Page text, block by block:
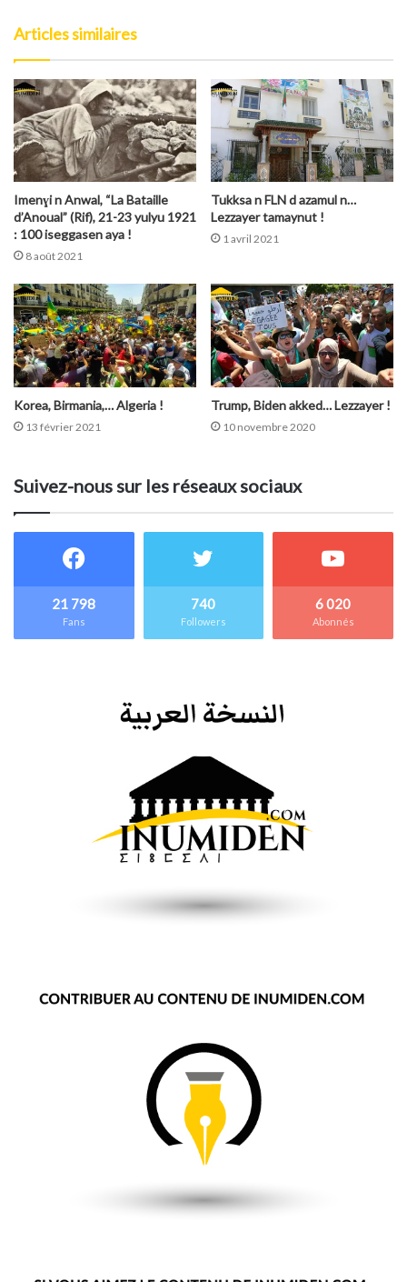
Articles similaires
Imenɣi n Anwal, “La Bataille
d’Anoual” (Rif), 21-23 yulyu 1921
: 100 iseggasen aya !
8 août 2021
Tukksa n FLN d azamul n…
Lezzayer tamaynut !
1 avril 2021
Korea, Birmania,… Algeria !
13 février 2021
Trump, Biden akked… Lezzayer !
10 novembre 2020
Suivez-nous sur les réseaux sociaux
21 798
Fans
740
Followers
6 020
Abonnés